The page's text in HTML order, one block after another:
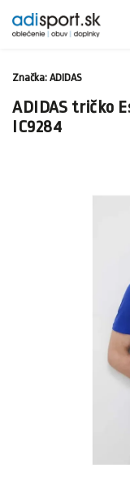
ADIDAS tričko
IC9284
Značka: ADIDAS